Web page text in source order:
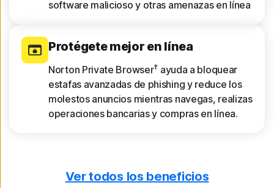
software malicioso y otras amenazas en línea
Protégete mejor en línea
Norton Private Browser† ayuda a bloquear
estafas avanzadas de phishing y reduce los
molestos anuncios mientras navegas, realizas
operaciones bancarias y compras en línea.
Solo descarga aplicaciones
Ver todos los beneficios